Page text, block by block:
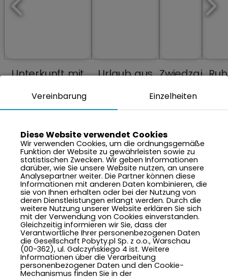
Unterkunft mit
und Spa
Urlaub aus
neu erleben
Zwiedzaj
in
TOP 5 Städte in diesem Monat
Vereinbarung Einzelheiten
Diese Website verwendet Cookies
Wir verwenden Cookies, um die ordnungsgemäße
Funktion der Website zu gewährleisten sowie zu
statistischen Zwecken. Wir geben Informationen
darüber, wie Sie unsere Website nutzen, an unsere
Analysepartner weiter. Die Partner können diese
Informationen mit anderen Daten kombinieren, die
sie von Ihnen erhalten oder bei der Nutzung von
deren Dienstleistungen erlangt werden. Durch die
weitere Nutzung unserer Website erklären Sie sich
mit der Verwendung von Cookies einverstanden.
Gleichzeitig informieren wir Sie, dass der
Verantwortliche Ihrer personenbezogenen Daten
die Gesellschaft Pobyty.pl Sp. z o.o., Warschau
(00-362), ul. Galczyńskiego 4 ist. Weitere
Informationen über die Verarbeitung
personenbezogener Daten und den Cookie-
Mechanismus finden Sie in der